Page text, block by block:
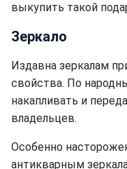
выкупить такой
Зеркало
Издавна зеркалам
свойства. По
накапливать и
владельцев.
Особенно
антикварным